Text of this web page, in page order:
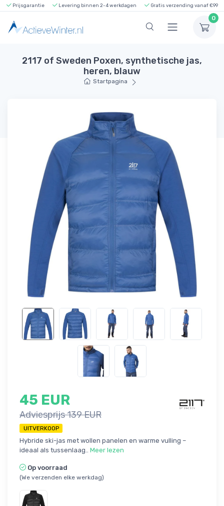
Prijsgarantie Levering binnen 2-4 werkdagen Gratis verzending vanaf €99
0
2117 of Sweden Poxen, synthetische jas,
heren, blauw
Startpagina
45 EUR
Adviesprijs 139 EUR
UITVERKOOP
Hybride ski-jas met wollen panelen en warme vulling –
ideaal als tussenlaag.. Meer lezen
Op voorraad
(We verzenden elke werkdag)